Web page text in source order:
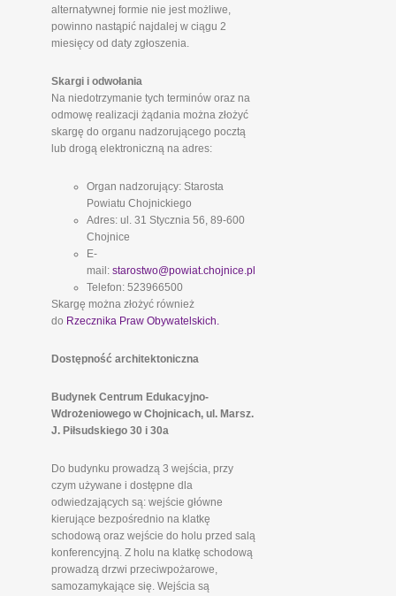
alternatywnej formie nie jest możliwe,
powinno nastąpić najdalej w ciągu 2
miesięcy od daty zgłoszenia.
Skargi i odwołania
Na niedotrzymanie tych terminów oraz na
odmowę realizacji żądania można złożyć
skargę do organu nadzorującego pocztą
lub drogą elektroniczną na adres:
Organ nadzorujący: Starosta
Powiatu Chojnickiego
Adres: ul. 31 Stycznia 56, 89-600
Chojnice
E-
mail: starostwo@powiat.chojnice.pl
Telefon: 523966500
Skargę można złożyć również
do Rzecznika Praw Obywatelskich.
Dostępność architektoniczna
Budynek Centrum Edukacyjno-
Wdrożeniowego w Chojnicach, ul. Marsz.
J. Piłsudskiego 30 i 30a
Do budynku prowadzą 3 wejścia, przy
czym używane i dostępne dla
odwiedzających są: wejście główne
kierujące bezpośrednio na klatkę
schodową oraz wejście do holu przed salą
konferencyjną. Z holu na klatkę schodową
prowadzą drzwi przeciwpożarowe,
samozamykające się. Wejścia są